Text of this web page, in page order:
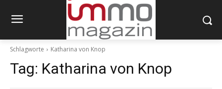
Schlagworte Katharina von Knop
Tag: Katharina von Knop